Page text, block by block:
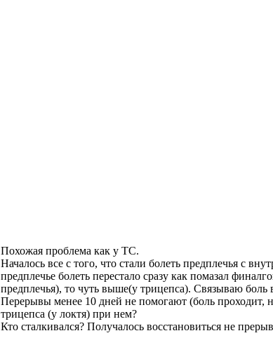
Похожая проблема как у ТС.
Началось все с того, что стали болеть предплечья с
предплечье болеть перестало сразу как помазал
предплечья), то чуть выше(у трицепса). Связываю боль
Перерывы менее 10 дней не помогают (боль проходит,
трицепса (у локтя) при нем?
Кто сталкивался? Получалось восстановиться не